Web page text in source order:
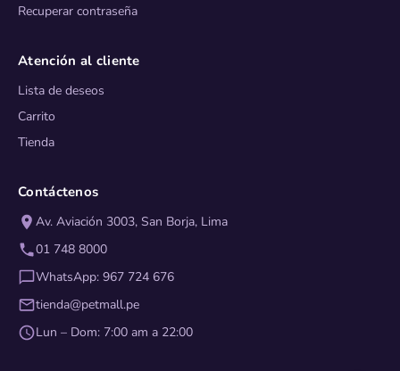
Recuperar contraseña
Atención al cliente
Lista de deseos
Carrito
Tienda
Contáctenos
Av. Aviación 3003, San Borja, Lima
01 748 8000
WhatsApp: 967 724 676
tienda@petmall.pe
Lun – Dom: 7:00 am a 22:00